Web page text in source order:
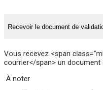
Recevoir le document de
Vous recevez <span
courrier</span> un
À noter